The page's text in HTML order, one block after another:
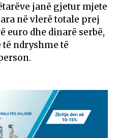
janë gjetur mjete
në vlerë totale prej
euro dhe dinarë serbë,
ndryshme të